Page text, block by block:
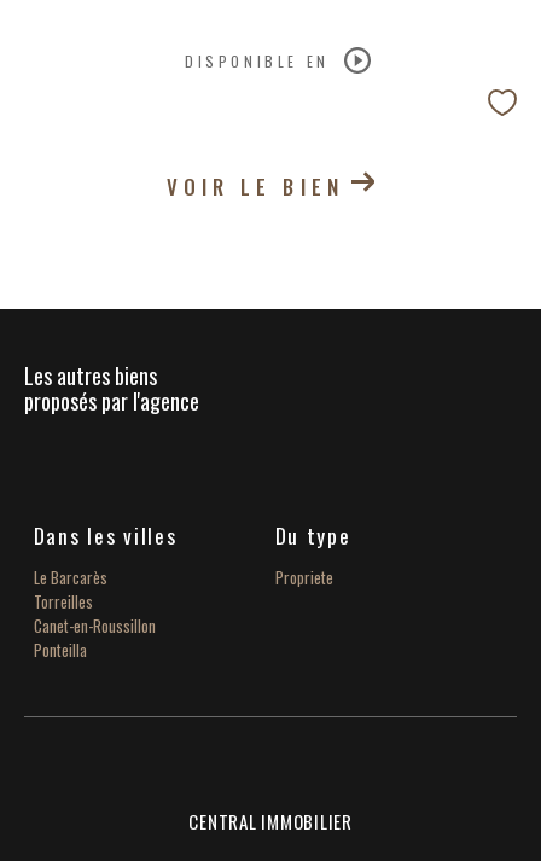
DISPONIBLE EN
VOIR LE BIEN
Les autres biens
proposés par l'agence
Dans les villes
Le Barcarès
Torreilles
Canet-en-Roussillon
Ponteilla
Du type
Propriete
CENTRAL IMMOBILIER